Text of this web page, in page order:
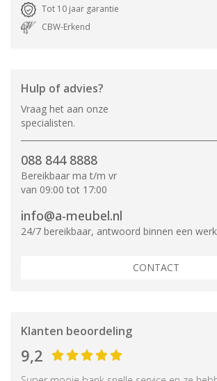
Tot 10 jaar garantie
CBW-Erkend
Hulp of advies?
Vraag het aan onze
specialisten.
088 844 8888
Bereikbaar ma t/m vr
van 09:00 tot 17:00
info@a-meubel.nl
24/7 bereikbaar, antwoord binnen een
CONTACT
Klanten beoordeling
9,2